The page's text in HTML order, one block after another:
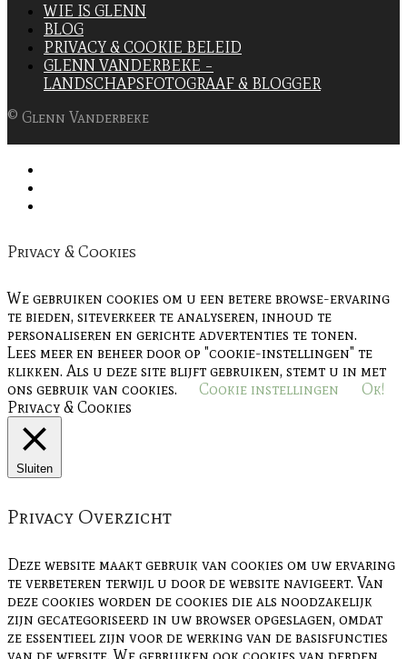
WIE IS GLENN
BLOG
PRIVACY & COOKIE BELEID
GLENN VANDERBEKE –
LANDSCHAPSFOTOGRAAF & BLOGGER
© Glenn Vanderbeke
Privacy & Cookies
We gebruiken cookies om u een betere browse-ervaring
te bieden, siteverkeer te analyseren, inhoud te
personaliseren en gerichte advertenties te tonen.
Lees meer en beheer door op "cookie-instellingen" te
klikken. Als u deze site blijft gebruiken, stemt u in met
ons gebruik van cookies.
Cookie instellingen
Ok!
Privacy & Cookies
Sluiten
Privacy Overzicht
Deze website maakt gebruik van cookies om uw ervaring
te verbeteren terwijl u door de website navigeert. Van
deze cookies worden de cookies die als noodzakelijk
zijn gecategoriseerd in uw browser opgeslagen, omdat
ze essentieel zijn voor de werking van de basisfuncties